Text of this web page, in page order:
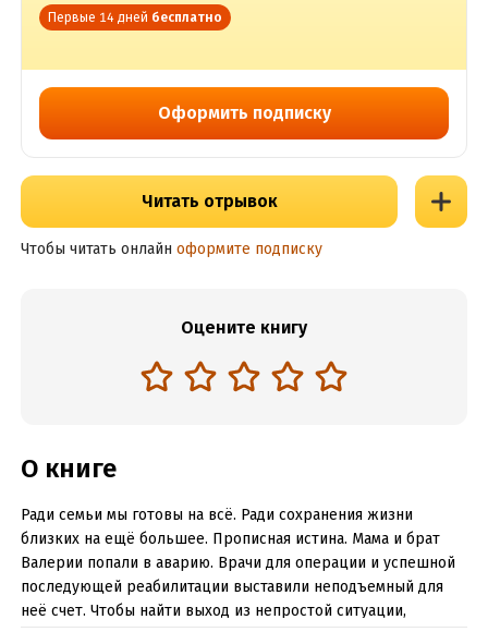
Первые 14 дней бесплатно
Оформить подписку
Читать отрывок
Чтобы читать онлайн оформите подписку
Оцените книгу
О книге
Ради семьи мы готовы на всё. Ради сохранения жизни
близких на ещё большее. Прописная истина. Мама и брат
Валерии попали в аварию. Врачи для операции и успешной
последующей реабилитации выставили неподъемный для
неё счет. Чтобы найти выход из непростой ситуации,